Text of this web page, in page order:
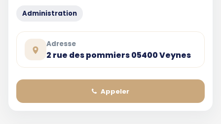
Administration
Adresse
2 rue des pommiers 05400 Veynes
Appeler